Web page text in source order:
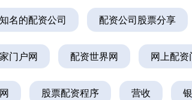
名的配资公司 配资公司股票分享
门户网 配资世界网 网上配
股票配资程序 营收